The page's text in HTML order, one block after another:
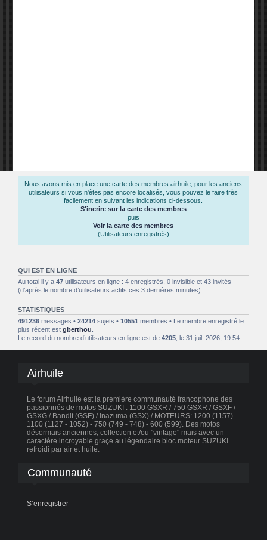
Nous avons mis en place une carte des membres airhuile, pour les anciens
utilisateurs si vous n'êtes pas encore localisés, vous pouvez le faire très
facilement en suivant les indications ci-dessous.
S'incrire sur la carte des membres
puis
Voir la carte des membres
(Utilisateurs enregistrés)
QUI EST EN LIGNE
Au total il y a47 utilisateurs en ligne : 4 enregistrés, 0 invisible et 43 invités
(d’après le nombre d’utilisateurs actifs ces 3 dernières minutes)
STATISTIQUES
491236 messages •24214 sujets •10551 membres • Le membre enregistré le
plus récent estgberthou
Le record du nombre d’utilisateurs en ligne est de4205 , le 31 juil. 2026, 19:54
Airhuile
Le forum Airhuile est la première communauté francophone des
passionnés de motos SUZUKI : 1100 GSXR / 750 GSXR / GSXF /
GSXG / Bandit (GSF) / Inazuma (GSX) / MOTEURS: 1200 (1157) -
1100 (1127 - 1052) - 750 (749 - 748) - 600 (599). Des motos
désormais anciennes, collection et/ou "vintage" mais avec un
caractère incroyable graçe au légendaire bloc moteur SUZUKI
refroidi par air et huile.
Communauté
S’enregistrer